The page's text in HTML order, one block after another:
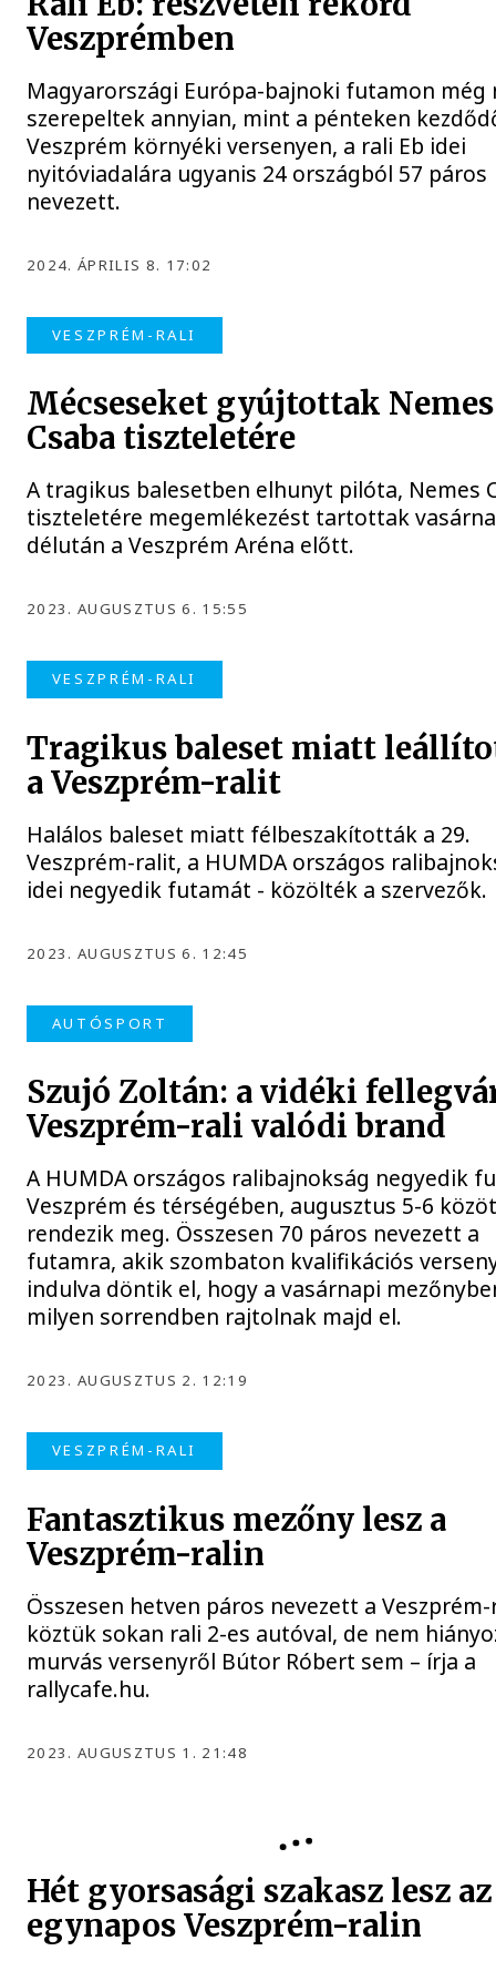
Veszprémben
Magyarországi Európa-bajnoki futamon még
szerepeltek annyian, mint a pénteken
Veszprém környéki versenyen, a rali Eb idei
nyitóviadalára ugyanis 24 országból 57 páros
nevezett.
2024. ÁPRILIS 8. 17:02
VESZPRÉM-RALI
Mécseseket gyújtottak Nemes
Csaba tiszteletére
A tragikus balesetben elhunyt pilóta, Nemes
tiszteletére megemlékezést tartottak
délután a Veszprém Aréna előtt.
2023. AUGUSZTUS 6. 15:55
VESZPRÉM-RALI
Tragikus baleset miatt
a Veszprém-ralit
Halálos baleset miatt félbeszakították a 29.
Veszprém-ralit, a HUMDA országos
idei negyedik futamát - közölték a szervezők.
2023. AUGUSZTUS 6. 12:45
AUTÓSPORT
Szujó Zoltán: a vidéki
Veszprém-rali valódi brand
A HUMDA országos ralibajnokság negyedik
Veszprém és térségében, augusztus 5-6
rendezik meg. Összesen 70 páros nevezett a
futamra, akik szombaton kvalifikációs
indulva döntik el, hogy a vasárnapi
milyen sorrendben rajtolnak majd el.
2023. AUGUSZTUS 2. 12:19
VESZPRÉM-RALI
Fantasztikus mezőny lesz a
Veszprém-ralin
Összesen hetven páros nevezett a
köztük sokan rali 2-es autóval, de nem
murvás versenyről Bútor Róbert sem – írja a
rallycafe.hu.
2023. AUGUSZTUS 1. 21:48
Hét gyorsasági szakasz lesz az
egynapos Veszprém-ralin